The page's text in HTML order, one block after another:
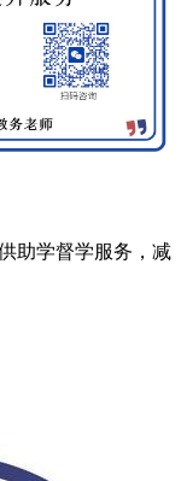
助学督学服务，减